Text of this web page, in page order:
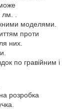
.
моделями.
проти
них.
по гравійним і
розробка